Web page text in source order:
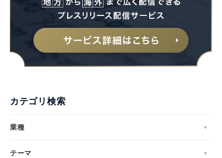
カテゴリ検索
業種
テーマ